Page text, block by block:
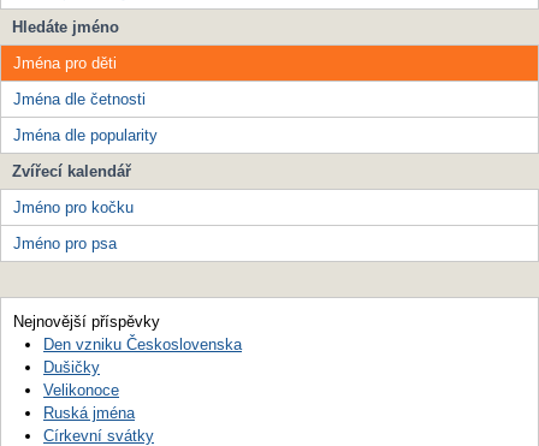
Hledáte jméno
Jména pro děti
Jména dle četnosti
Jména dle popularity
Zvířecí kalendář
Jméno pro kočku
Jméno pro psa
Nejnovější příspěvky
Den vzniku Československa
Dušičky
Velikonoce
Ruská jména
Církevní svátky